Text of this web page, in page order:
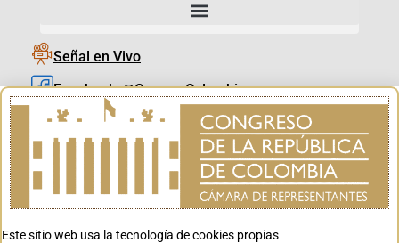
Señal en Vivo
Facebook_@CamaraColombia
Instagram_@CamaraColombia
X_@CamaraColombia
Youtube_@CamaraColombia
Este sitio web usa la tecnología de cookies propias